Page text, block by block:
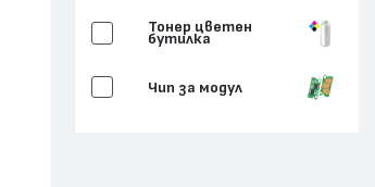
Тонер цветен
бутилка
Чип за модул